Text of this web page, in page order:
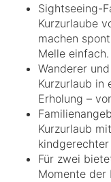
Sightseeing-
Kurzurlaube
machen
Melle einfach.
Wanderer
Kurzurlaub in
Erholung –
Kurzurlaub
Für zwei
Momente der